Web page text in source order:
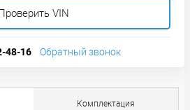
Проверить VIN
48-16 Обратный звонок
Комплектация